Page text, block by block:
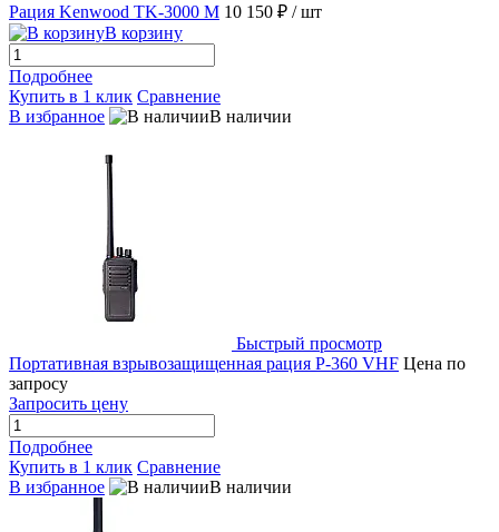
Рация Kenwood TK-3000 M 10 150 ₽ / шт
В корзину
Подробнее
Купить в 1 клик Сравнение
В избранное
В наличии
Быстрый просмотр
Портативная взрывозащищенная рация P-360 VHF Цена по
запросу
Запросить цену
Подробнее
Купить в 1 клик Сравнение
В избранное
В наличии